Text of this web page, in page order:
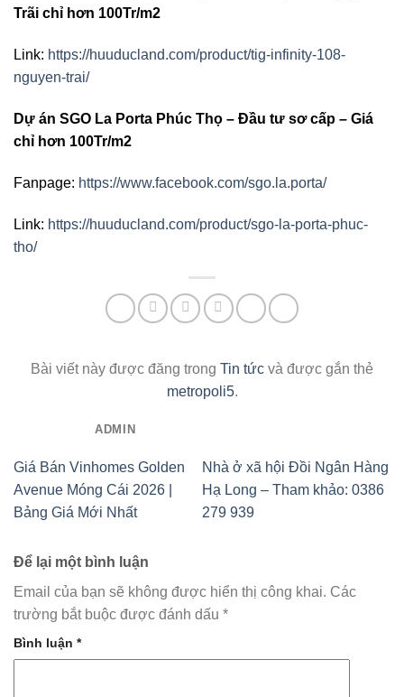
Trãi chỉ hơn 100Tr/m2
Link: https://huuducland.com/product/tig-infinity-108-
nguyen-trai/
Dự án SGO La Porta Phúc Thọ – Đầu tư sơ cấp – Giá
chỉ hơn 100Tr/m2
Fanpage: https://www.facebook.com/sgo.la.porta/
Link: https://huuducland.com/product/sgo-la-porta-phuc-
tho/
Bài viết này được đăng trong Tin tức và được gắn thẻ
metropoli5.
ADMIN
Giá Bán Vinhomes Golden
Avenue Móng Cái 2026 |
Bảng Giá Mới Nhất
Nhà ở xã hội Đồi Ngân Hàng
Hạ Long – Tham khảo: 0386
279 939
Để lại một bình luận
Email của bạn sẽ không được hiển thị công khai. Các
trường bắt buộc được đánh dấu *
Bình luận *